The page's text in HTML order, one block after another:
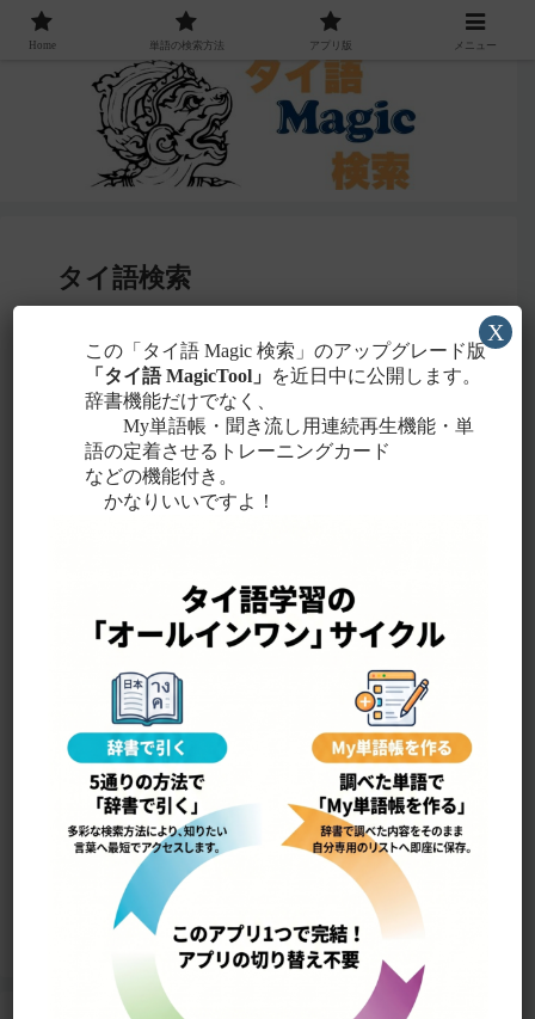
タイ語検索
・聞こえたタイ語を一番近いと感じるローマ字
に置き換えて検索！
タイ文字での検索も含め、詳しくはこちら。
yók mʉʉ ยกมือ
手をあげる
Home 単語の検索方法 アプリ版 メニュー
この「タイ語 Magic 検索」のアップグレード版
「タイ語 MagicTool」
を近日中に公開します。
辞書機能だけでなく、
My単語帳・聞き流し用連続再生機能・単
語の定着させるトレーニングカード
などの機能付き。
かなりいいですよ！
X